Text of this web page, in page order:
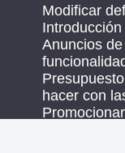
Modificar
Anuncios
hacer con